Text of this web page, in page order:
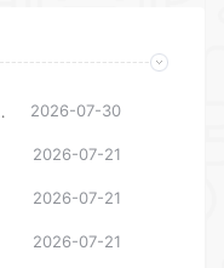
） 2026-07-30
2026-07-21
2026-07-21
2026-07-21